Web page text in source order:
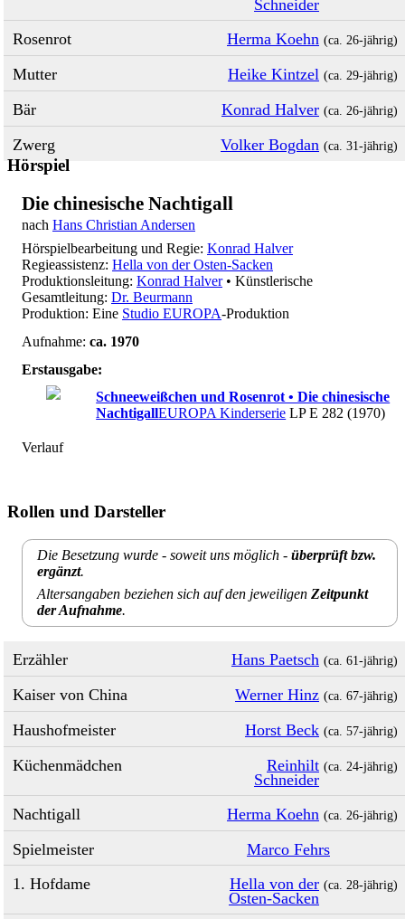
Schneider
Rosenrot Herma Koehn (ca. 26‑jährig)
Mutter Heike Kintzel (ca. 29‑jährig)
Bär Konrad Halver (ca. 26‑jährig)
Zwerg Volker Bogdan (ca. 31‑jährig)
Hörspiel
Die chinesische Nachtigall
nach Hans Christian Andersen
Hörspielbearbeitung und Regie: Konrad Halver
Regieassistenz: Hella von der Osten-Sacken
Produktionsleitung: Konrad Halver• Künstlerische
Gesamtleitung: Dr. Beurmann
Produktion: Eine Studio EUROPA-Produktion
Aufnahme: ca. 1970
Erstausgabe:
Schneeweißchen und Rosenrot • Die chinesische
NachtigallEUROPA Kinderserie LP E 282 (1970)
Verlauf
Rollen und Darsteller
Die Besetzung wurde - soweit uns möglich - überprüft bzw.
ergänzt.
Altersangaben beziehen sich auf den jeweiligen Zeitpunkt
der Aufnahme.
Erzähler Hans Paetsch (ca. 61‑jährig)
Kaiser von China Werner Hinz (ca. 67‑jährig)
Haushofmeister Horst Beck (ca. 57‑jährig)
Küchenmädchen
Reinhilt
Schneider
(ca. 24‑jährig)
Nachtigall Herma Koehn (ca. 26‑jährig)
Spielmeister
Marco Fehrs
1. Hofdame
Hella von der
Osten-Sacken
(ca. 28‑jährig)